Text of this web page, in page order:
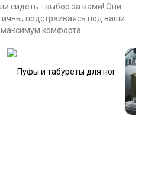
сидеть - выбор за вами! Они
подстраиваясь под ваши
комфорта.
Пуфы и табуреты для ног